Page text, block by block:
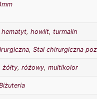
hematyt,howlit, turmalin
,Stal chirurgiczna
żółty,różowy,multikolor